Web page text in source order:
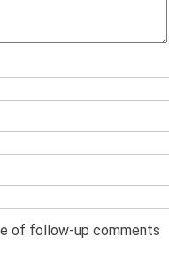
of follow-up comments